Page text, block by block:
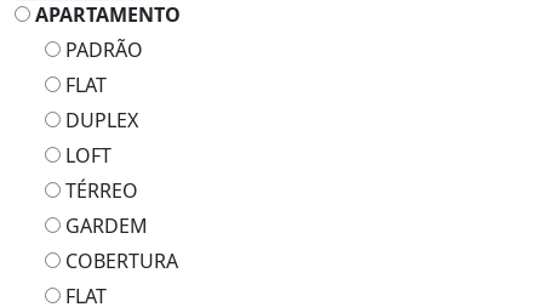
APARTAMENTO
PADRÃO
FLAT
DUPLEX
LOFT
TÉRREO
GARDEM
COBERTURA
FLAT